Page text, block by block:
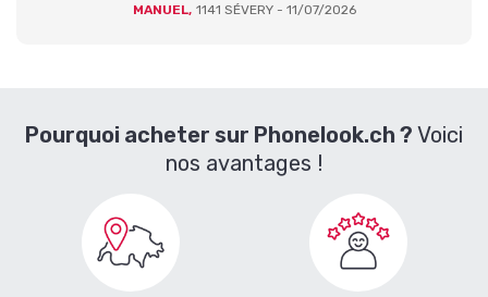
MANUEL, 1141 SÉVERY - 11/07/2026
Pourquoi acheter sur Phonelook.ch ? Voici
nos avantages !